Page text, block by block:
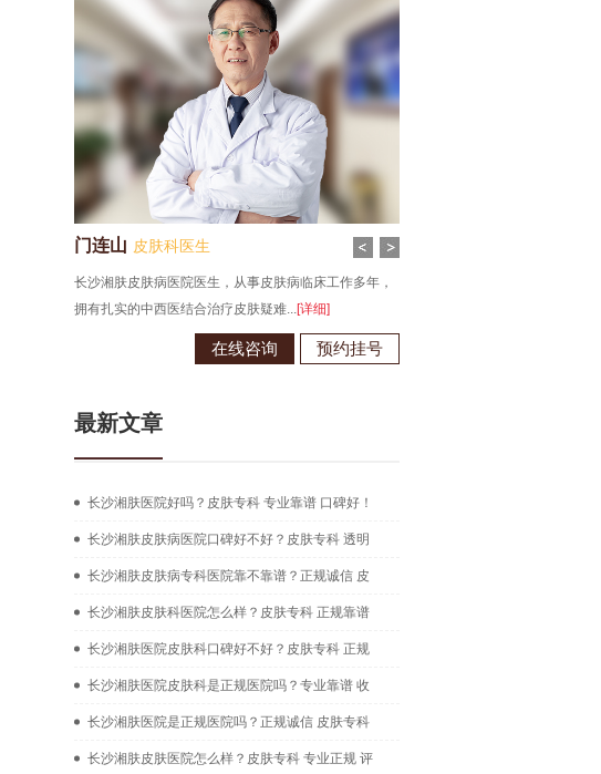
门连山 皮肤科医生
长沙湘肤皮肤病医院医生，从事皮肤病临床工作多年，
拥有扎实的中西医结合治疗皮肤疑难...[详细]
在线咨询 预约挂号
最新文章
长沙湘肤医院好吗？皮肤专科 专业靠谱 口碑好！
长沙湘肤皮肤病医院口碑好不好？皮肤专科 透明
长沙湘肤皮肤病专科医院靠不靠谱？正规诚信 皮
长沙湘肤皮肤科医院怎么样？皮肤专科 正规靠谱
长沙湘肤医院皮肤科口碑好不好？皮肤专科 正规
长沙湘肤医院皮肤科是正规医院吗？专业靠谱 收
长沙湘肤医院是正规医院吗？正规诚信 皮肤专科
长沙湘肤皮肤医院怎么样？皮肤专科 专业正规 评